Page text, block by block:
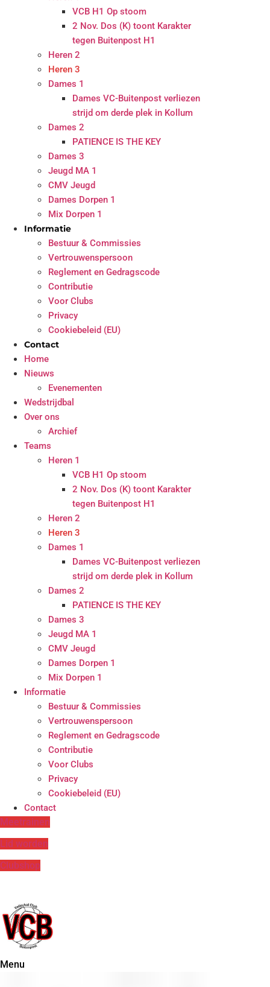
VCB H1 Op stoom
2 Nov. Dos (K) toont Karakter
tegen Buitenpost H1
Heren 2
Heren 3
Dames 1
Dames VC-Buitenpost verliezen
strijd om derde plek in Kollum
Dames 2
PATIENCE IS THE KEY
Dames 3
Jeugd MA 1
CMV Jeugd
Dames Dorpen 1
Mix Dorpen 1
Informatie
Bestuur & Commissies
Vertrouwenspersoon
Reglement en Gedragscode
Contributie
Voor Clubs
Privacy
Cookiebeleid (EU)
Contact
Home
Nieuws
Evenementen
Wedstrijdbal
Over ons
Archief
Teams
Heren 1
VCB H1 Op stoom
2 Nov. Dos (K) toont Karakter
tegen Buitenpost H1
Heren 2
Heren 3
Dames 1
Dames VC-Buitenpost verliezen
strijd om derde plek in Kollum
Dames 2
PATIENCE IS THE KEY
Dames 3
Jeugd MA 1
CMV Jeugd
Dames Dorpen 1
Mix Dorpen 1
Informatie
Bestuur & Commissies
Vertrouwenspersoon
Reglement en Gedragscode
Contributie
Voor Clubs
Privacy
Cookiebeleid (EU)
Contact
Meetrainen
Lid worden
Clubshop
Menu